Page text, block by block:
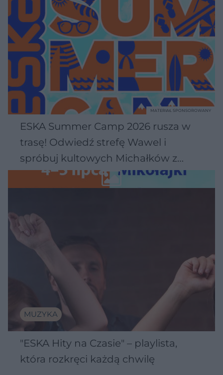
ESKA Summer Camp 2026 rusza w
trasę! Odwiedź strefę Wawel i
spróbuj kultowych Michałków z
Wawelu
MATERIAŁ SPONSOROWANY
MUZYKA
"ESKA Hity na Czasie" – playlista,
która rozkręci każdą chwilę